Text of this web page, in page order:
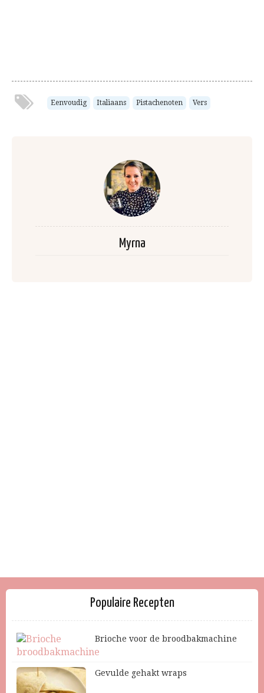
Eenvoudig Italiaans Pistachenoten Vers
Myrna
Populaire Recepten
Brioche voor de broodbakmachine
Gevulde gehakt wraps